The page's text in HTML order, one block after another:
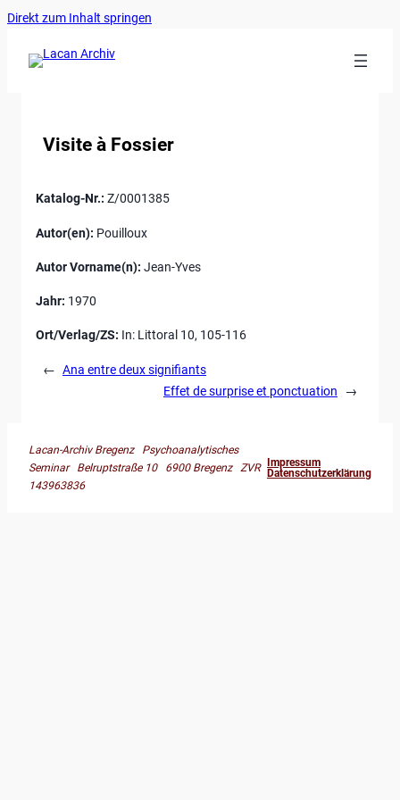
Direkt zum Inhalt springen
Visite à Fossier
Katalog-Nr.: Z/0001385
Autor(en): Pouilloux
Autor Vorname(n): Jean-Yves
Jahr: 1970
Ort/Verlag/ZS: In: Littoral 10, 105-116
← Ana entre deux signifiants
Effet de surprise et ponctuation
→
Lacan-Archiv Bregenz Psychoanalytisches
Seminar Belruptstraße 10 6900 Bregenz ZVR
143963836
Impressum
Datenschutzerklärung